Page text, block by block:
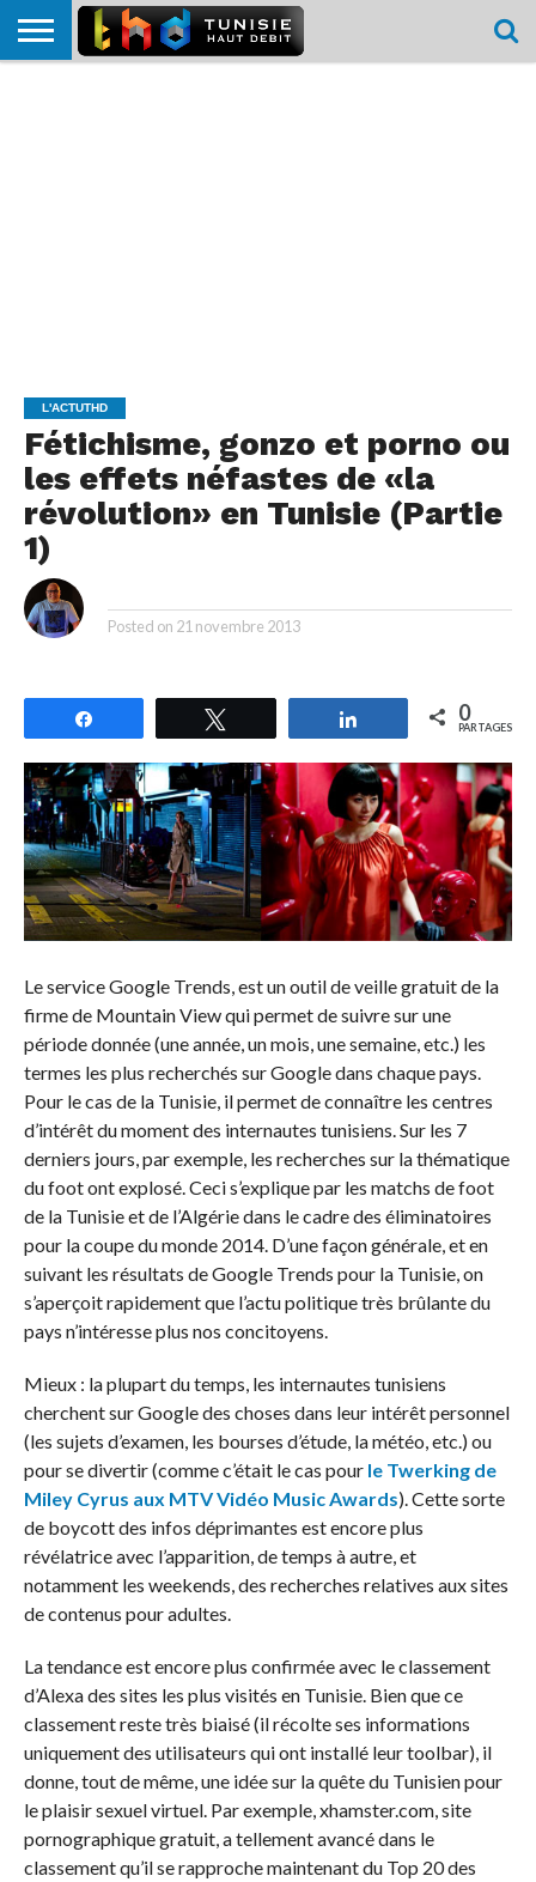
L'ACTUTHD
Fétichisme, gonzo et porno ou
les effets néfastes de «la
révolution» en Tunisie (Partie
1)
Posted on 21 novembre 2013
Partagez 0
PARTAGES
Le service Google Trends, est un outil de veille gratuit de la
firme de Mountain View qui permet de suivre sur une
période donnée (une année, un mois, une semaine, etc.) les
termes les plus recherchés sur Google dans chaque pays.
Pour le cas de la Tunisie, il permet de connaître les centres
d’intérêt du moment des internautes tunisiens. Sur les 7
derniers jours, par exemple, les recherches sur la thématique
du foot ont explosé. Ceci s’explique par les matchs de foot
de la Tunisie et de l’Algérie dans le cadre des éliminatoires
pour la coupe du monde 2014. D’une façon générale, et en
suivant les résultats de Google Trends pour la Tunisie, on
s’aperçoit rapidement que l’actu politique très brûlante du
pays n’intéresse plus nos concitoyens.
Mieux : la plupart du temps, les internautes tunisiens
cherchent sur Google des choses dans leur intérêt personnel
(les sujets d’examen, les bourses d’étude, la météo, etc.) ou
pour se divertir (comme c’était le cas pour le Twerking de
Miley Cyrus aux MTV Vidéo Music Awards). Cette sorte
de boycott des infos déprimantes est encore plus
révélatrice avec l’apparition, de temps à autre, et
notamment les weekends, des recherches relatives aux sites
de contenus pour adultes.
La tendance est encore plus confirmée avec le classement
d’Alexa des sites les plus visités en Tunisie. Bien que ce
classement reste très biaisé (il récolte ses informations
uniquement des utilisateurs qui ont installé leur toolbar), il
donne, tout de même, une idée sur la quête du Tunisien pour
le plaisir sexuel virtuel. Par exemple, xhamster.com, site
pornographique gratuit, a tellement avancé dans le
classement qu’il se rapproche maintenant du Top 20 des